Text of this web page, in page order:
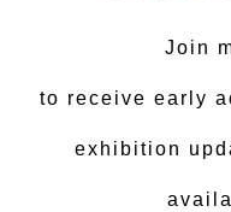
Join
to receive early
exhibition